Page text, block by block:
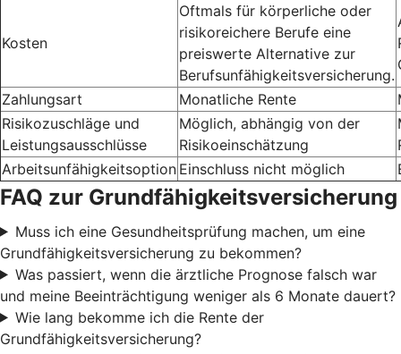
Kosten
Oftmals für körperliche oder
risikoreichere Berufe eine
preiswerte Alternative zur
Berufsunfähigkeitsversicherung.
Zahlungsart
Monatliche Rente
Risikozuschläge und
Leistungsausschlüsse
Möglich, abhängig von der
Risikoeinschätzung
Arbeitsunfähigkeitsoption Einschluss nicht möglich
FAQ zur Grundfähigkeitsversicherung
Muss ich eine Gesundheitsprüfung machen, um eine
Grundfähigkeitsversicherung zu bekommen?
Was passiert, wenn die ärztliche Prognose falsch war
und meine Beeinträchtigung weniger als 6 Monate dauert?
Wie lang bekomme ich die Rente der
Grundfähigkeitsversicherung?